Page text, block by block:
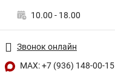
10.00 - 18.00
Звонок онлайн
MAX: +7 (936) 148-00-15